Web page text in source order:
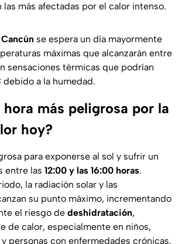
más afectadas por el calor intenso.
Cancún se espera un día mayormente
máximas que alcanzarán entre
sensaciones térmicas que podrían
debido a la humedad.
hora más peligrosa por la
hoy?
para exponerse al sol y sufrir un
entre las 12:00 y las 16:00 horas.
la radiación solar y las
su punto máximo, incrementando
el riesgo de deshidratación,
de calor, especialmente en niños,
personas con enfermedades crónicas.